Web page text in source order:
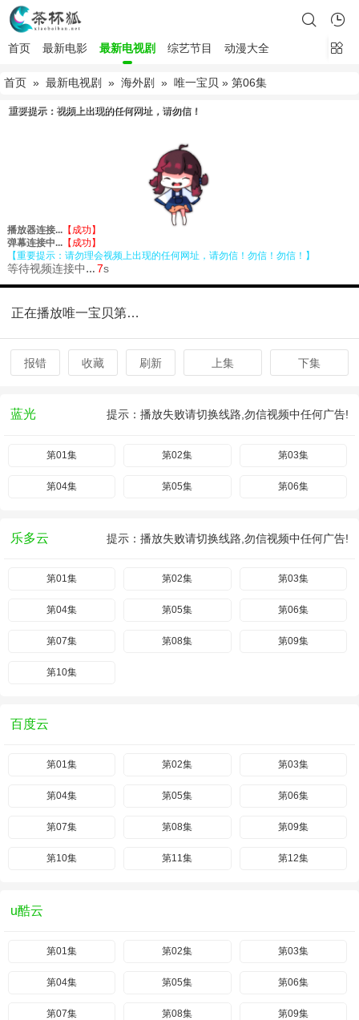
首页 最新电影 最新电视剧 综艺节目 动漫大全
首页 » 最新电视剧 » 海外剧 » 唯一宝贝 » 第06集
正在播放唯一宝贝第06集
报错 收藏 刷新 上集 下集
蓝光 提示：播放失败请切换线路,勿信视频中任何广告!
第01集 第02集 第03集
第04集 第05集 第06集
乐多云 提示：播放失败请切换线路,勿信视频中任何广告!
第01集 第02集 第03集
第04集 第05集 第06集
第07集 第08集 第09集
第10集
百度云
第01集 第02集 第03集
第04集 第05集 第06集
第07集 第08集 第09集
第10集 第11集 第12集
u酷云
第01集 第02集 第03集
第04集 第05集 第06集
第07集 第08集 第09集